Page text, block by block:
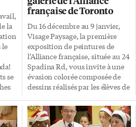
la
le
se
française de Toronto
Du 16 décembre au 9 janvier,
Visage Paysage, la première
exposition de peintures de
l’Alliance française, située au 24
Spadina Rd, vous invite à une
évasion colorée composée de
dessins réalisés par les élèves de
secondaire catholique
Monseigneur-de-Charbonnel.